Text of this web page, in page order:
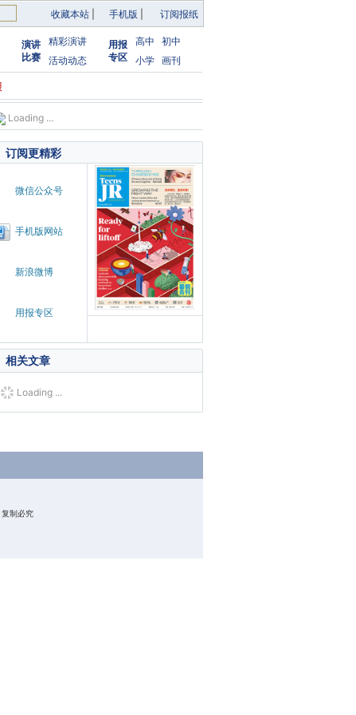
收藏本站 手机版 订阅报纸
演讲
比赛
精彩演讲
活动动态
用报
专区
高中
初中
小学 画刊
Loading ...
订阅更精彩
微信公众号
手机版网站
新浪微博
用报专区
相关文章
Loading ...
制必究